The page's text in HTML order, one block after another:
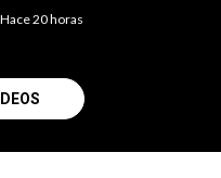
Hace20 horas